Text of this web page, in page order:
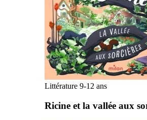
Littérature 9-12 ans
Ricine et la vallée aux